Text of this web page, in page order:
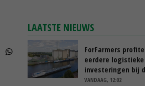
LAATSTE NIEUWS
ForFarmers
eerdere logistieke
investeringen bij
VANDAAG, 12:02